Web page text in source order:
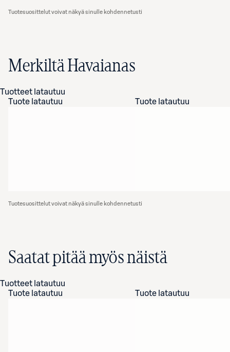
Tuotesuosittelut voivat näkyä sinulle kohdennetusti
Merkiltä Havaianas
Tuotteet latautuu
Tuote latautuu
Tuote latautuu
Tuotesuosittelut voivat näkyä sinulle kohdennetusti
Saatat pitää myös näistä
Tuotteet latautuu
Tuote latautuu
Tuote latautuu